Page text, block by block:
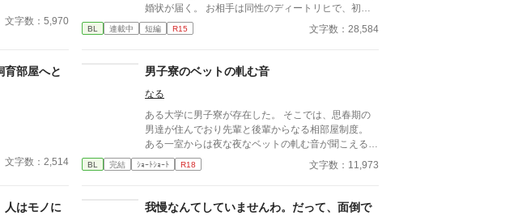
文字数：5,970
婚状が届く。 お相手は同性のディートリヒで、初対
面で歓迎されるどころか冷たく突き放されてしまう。
『必要最低限関わるな』 『愛人を作るな』 『男遊び
済する条件を言われたラキは、学園で令息たちとの交
が集まり、推し活状態に。 一方、ディートリヒだけ
が嫉妬で胃を痛める日々。 ラキへの恋心を隠し続け
BL 連載中 短編 R15 文字数：28,584
育部屋へと
文字数：2,514
男子寮のベットの軋む音
なる
ある大学に男子寮が存在した。 そこでは、思春期の
男達が住んでおり先輩と後輩からなる相部屋制度。
ある一室からは夜な夜なベットの軋む音が聞こえる。
女子禁制の禁断の場所。
BL 完結 ｼｮｰﾄｼｮｰﾄ R18 文字数：11,973
人はモノに
我慢なんてしていませんわ。だって、面倒で